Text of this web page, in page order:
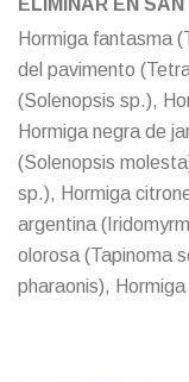
Hormiga fantasma
del pavimento
(Solenopsis sp.),
Hormiga negra de
(Solenopsis
sp.), Hormiga
argentina
olorosa (Tapinoma
pharaonis),